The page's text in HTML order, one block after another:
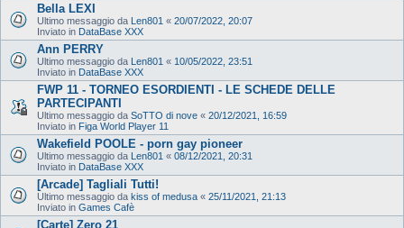
Bella LEXI
Ultimo messaggio da Len801 « 20/07/2022, 20:07
Inviato in DataBase XXX
Ann PERRY
Ultimo messaggio da Len801 « 10/05/2022, 23:51
Inviato in DataBase XXX
FWP 11 - TORNEO ESORDIENTI - LE SCHEDE DELLE
PARTECIPANTI
Ultimo messaggio da SoTTO di nove « 20/12/2021, 16:59
Inviato in Figa World Player 11
Wakefield POOLE - porn gay pioneer
Ultimo messaggio da Len801 « 08/12/2021, 20:31
Inviato in DataBase XXX
[Arcade] Tagliali Tutti!
Ultimo messaggio da kiss of medusa « 25/11/2021, 21:13
Inviato in Games Cafè
[Carte] Zero 21